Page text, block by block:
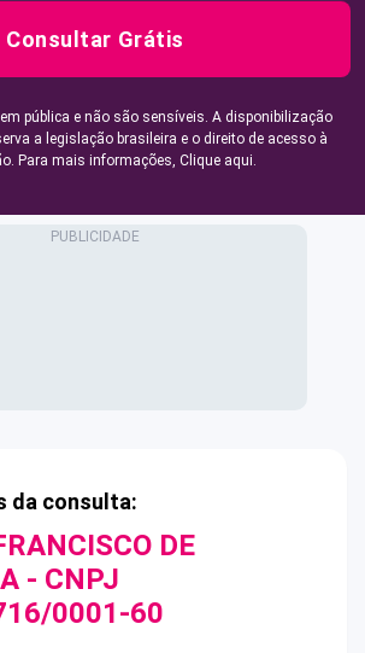
Consultar Grátis
pública e não são sensíveis. A disponibilização
a legislação brasileira e o direito de acesso à
Para mais informações, Clique aqui.
da consulta:
DE
- CNPJ
0001-60